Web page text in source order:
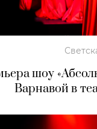
шоу
Варнавой в